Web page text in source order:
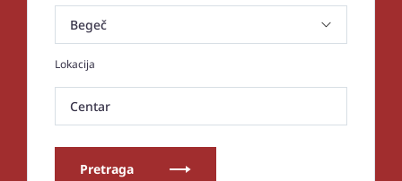
Lokacija
Centar
Pretraga